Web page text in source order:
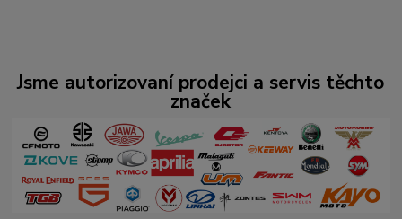
Jsme autorizovaní prodejci a servis těchto
značek